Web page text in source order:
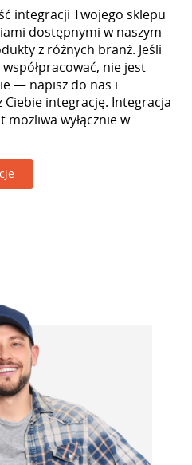
integracji Twojego sklepu
dostępnymi w naszym
z różnych branż. Jeśli
nie jest
— napisz do nas i
integrację. Integracja
wyłącznie w